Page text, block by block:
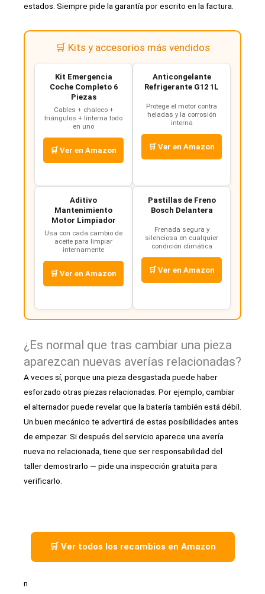
estados. Siempre pide la garantía por escrito en la factura.
🛒 Kits y accesorios más vendidos
Kit Emergencia
Coche Completo 6
Piezas
Cables + chaleco +
triángulos + linterna todo
en uno
🛒 Ver en Amazon
Anticongelante
Refrigerante G12 1L
Protege el motor contra
heladas y la corrosión
interna
🛒 Ver en Amazon
Aditivo
Mantenimiento
Motor Limpiador
Usa con cada cambio de
aceite para limpiar
internamente
🛒 Ver en Amazon
Pastillas de Freno
Bosch Delantera
Frenada segura y
silenciosa en cualquier
condición climática
🛒 Ver en Amazon
¿Es normal que tras cambiar una pieza
aparezcan nuevas averías relacionadas?
A veces sí, porque una pieza desgastada puede haber
esforzado otras piezas relacionadas. Por ejemplo, cambiar
el alternador puede revelar que la batería también está débil.
Un buen mecánico te advertirá de estas posibilidades antes
de empezar. Si después del servicio aparece una avería
nueva no relacionada, tiene que ser responsabilidad del
taller demostrarlo — pide una inspección gratuita para
verificarlo.
🛒 Ver todos los recambios en Amazon
n